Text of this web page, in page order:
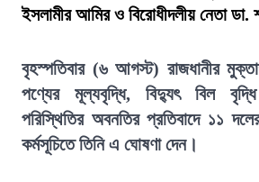
ইসলামীর আমির ও বিরোধীদলীয় নেতা ডা.
বৃহস্পতিবার (৬ আগস্ট) রাজধানীর
পণ্যের মূল্যবৃদ্ধি, বিদ্যুৎ বিল
পরিস্থিতির অবনতির প্রতিবাদে ১১
কর্মসূচিতে তিনি এ ঘোষণা দেন।